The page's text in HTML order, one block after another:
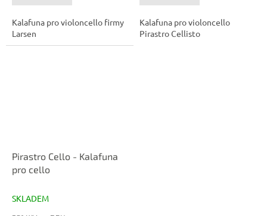
Kalafuna pro violoncello firmy
Larsen
Kalafuna pro violoncello
Pirastro Cellisto
Pirastro Cello - Kalafuna
pro cello
SKLADEM